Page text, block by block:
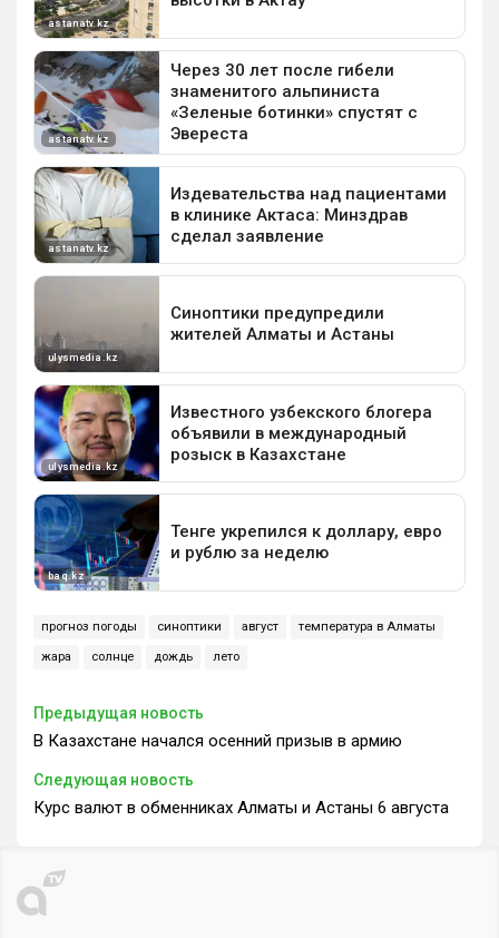
прогноз погоды синоптики август температура в Алматы
жара солнце дождь лето
Предыдущая новость
В Казахстане начался осенний призыв в армию
Следующая новость
Курс валют в обменниках Алматы и Астаны 6 августа